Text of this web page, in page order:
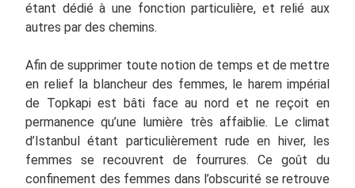
étant dédié à une fonction particulière, et relié aux
autres par des chemins.
Afin de supprimer toute notion de temps et de mettre
en relief la blancheur des femmes, le harem impérial
de Topkapi est bâti face au nord et ne reçoit en
permanence qu’une lumière très affaiblie. Le climat
d’Istanbul étant particulièrement rude en hiver, les
femmes se recouvrent de fourrures. Ce goût du
confinement des femmes dans l’obscurité se retrouve